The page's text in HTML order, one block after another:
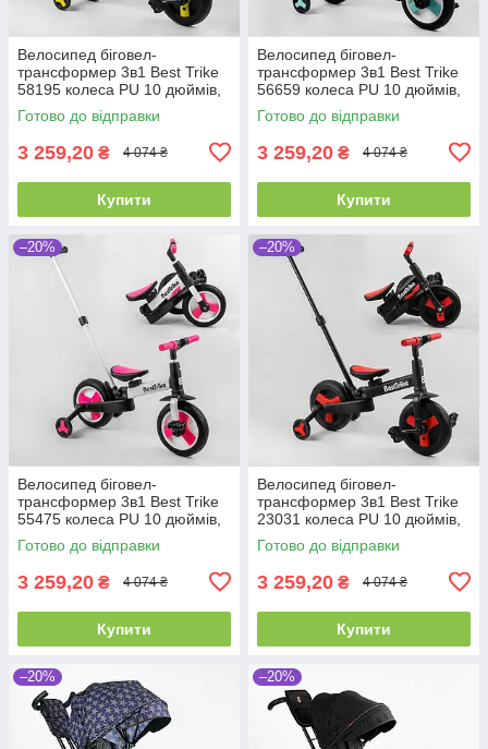
Велосипед біговел-
трансформер 3в1 Best Trike
58195 колеса PU 10 дюймів,
з батьківською ручкою, знімні
педалі
Готово до відправки
3 259,20 ₴ 4 074 ₴
Купити
Велосипед біговел-
трансформер 3в1 Best Trike
56659 колеса PU 10 дюймів,
з батьківською ручкою, знімні
педалі
Готово до відправки
3 259,20 ₴ 4 074 ₴
Купити
–20%
Велосипед біговел-
трансформер 3в1 Best Trike
55475 колеса PU 10 дюймів,
з батьківською ручкою, знімні
педалі
Готово до відправки
3 259,20 ₴ 4 074 ₴
Купити
–20%
Велосипед біговел-
трансформер 3в1 Best Trike
23031 колеса PU 10 дюймів,
з батьківською ручкою, знімні
педалі
Готово до відправки
3 259,20 ₴ 4 074 ₴
Купити
–20% –20%